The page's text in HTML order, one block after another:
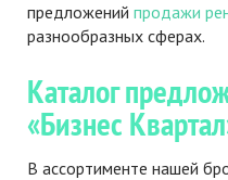
предложений продажи
разнообразных сферах.
Каталог
«Бизнес
В ассортименте нашей